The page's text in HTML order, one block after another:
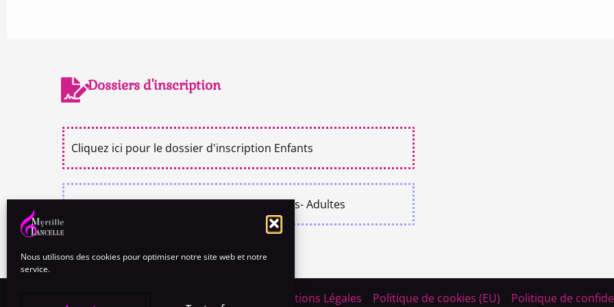
Nous utilisons des cookies pour optimiser notre site web et notre
service.
Dossiers d'inscription
Cliquez ici pour le dossier d'inscription Enfants
Cliquez ici pour le dossier d'inscription Ados- Adultes
Mentions Légales Politique de cookies (EU) Politique de